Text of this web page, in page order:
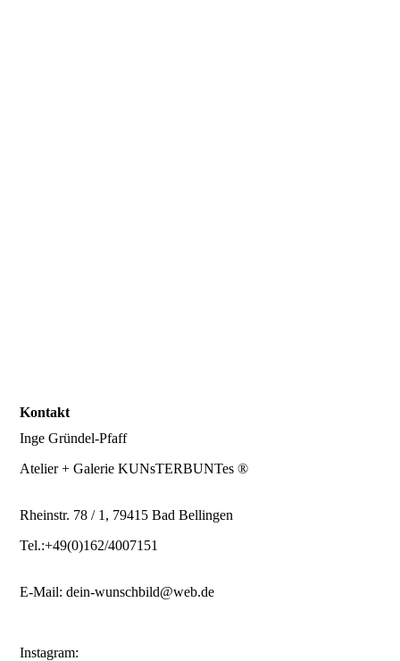
Kontakt
Inge Gründel-Pfaff
Atelier + Galerie KUNsTERBUNTes ®
Rheinstr. 78 / 1, 79415 Bad Bellingen
Tel.:+49(0)162/4007151
E-Mail: dein-wunschbild@web.de
Instagram: